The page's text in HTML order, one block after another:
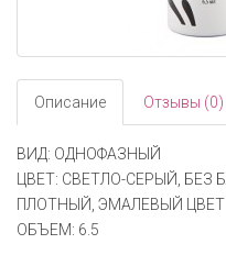
Описание Отзывы (0)
ВИД: ОДНОФАЗНЫЙ
ЦВЕТ: СВЕТЛО-СЕРЫЙ, БЕЗ
ПЛОТНЫЙ, ЭМАЛЕВЫЙ ЦВЕТ
ОБЪЕМ: 6.5